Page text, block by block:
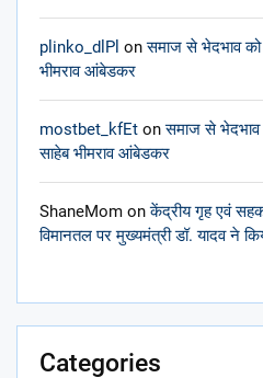
plinko_dlPl onसमाज से भेदभाव को
भीमराव आंबेडकर
mostbet_kfEt onसमाज से भेदभाव
साहेब भीमराव आंबेडकर
ShaneMom onकेंद्रीय गृह एवं
विमानतल पर मुख्यमंत्री डॉ. यादव ने
Categories